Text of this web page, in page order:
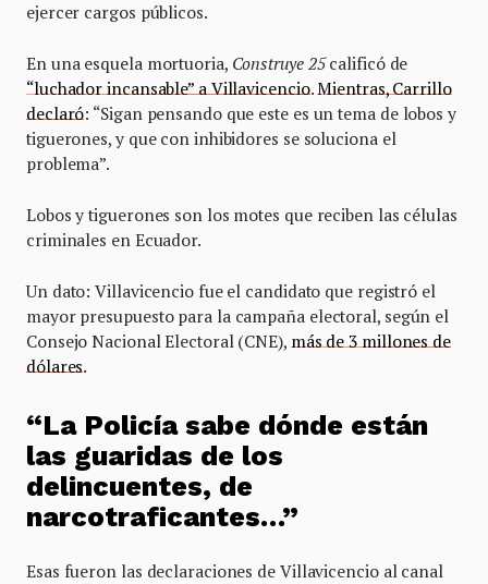
ejercer cargos públicos.
En una esquela mortuoria, Construye 25calificó de
“luchador incansable” a Villavicencio.Mientras, Carrillo
declaró: “Sigan pensando que este es un tema de lobos y
tiguerones, y que con inhibidores se soluciona el
problema”.
Lobos y tiguerones son los motes que reciben las células
criminales en Ecuador.
Un dato: Villavicencio fue el candidato que registró el
mayor presupuesto para la campaña electoral, según el
Consejo Nacional Electoral (CNE), más de 3 millones de
dólares.
“La Policía sabe dónde están
las guaridas de los
delincuentes, de
narcotraficantes…”
Esas fueron las declaraciones de Villavicencio al canal